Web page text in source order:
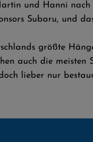
und Hanni
Subaru, und
größte
auch die
lieber nur